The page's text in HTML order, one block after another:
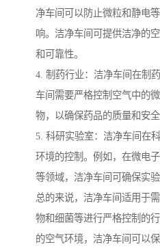
净车间可以防止微粒和静电
响。洁净车间可提供洁净的
和可靠性。
4. 制药行业：洁净车间在制
车间需要严格控制空气中的
物，以确保药品的质量和安全
5. 科研实验室：洁净车间在
环境的控制。例如，在微电
等领域，洁净车间可确保实
总的来说，洁净车间适用于
物和细菌等进行严格控制的
的空气环境，洁净车间可以